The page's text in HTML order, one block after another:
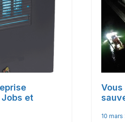
et
10 mars